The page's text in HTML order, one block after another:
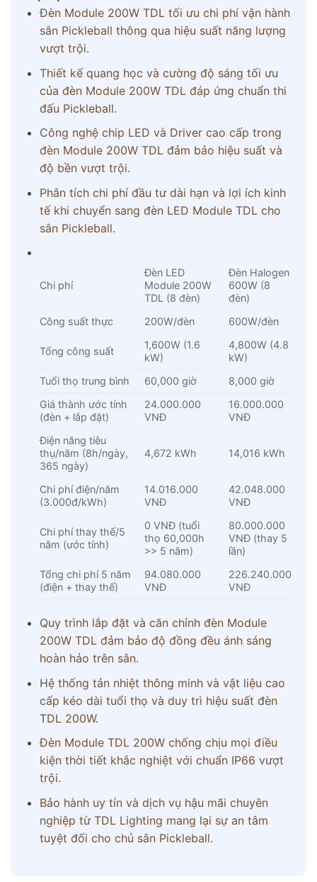
Đèn Module 200W TDL tối ưu chi phí vận hành
sân Pickleball thông qua hiệu suất năng lượng
vượt trội.
Thiết kế quang học và cường độ sáng tối ưu
của đèn Module 200W TDL đáp ứng chuẩn thi
đấu Pickleball.
Công nghệ chip LED và Driver cao cấp trong
đèn Module 200W TDL đảm bảo hiệu suất và
độ bền vượt trội.
Phân tích chi phí đầu tư dài hạn và lợi ích kinh
tế khi chuyển sang đèn LED Module TDL cho
sân Pickleball.
Chi phí
Đèn LED
Module 200W
TDL (8 đèn)
Đèn Halogen
600W (8
đèn)
Công suất thực
200W/đèn 600W/đèn
Tổng công suất
1,600W (1.6
kW)
4,800W (4.8
kW)
Tuổi thọ trung bình
60,000 giờ
8,000 giờ
Giá thành ước tính
(đèn + lắp đặt)
24.000.000
VNĐ
16.000.000
VNĐ
Điện năng tiêu
thụ/năm (8h/ngày,
365 ngày)
4,672 kWh 14,016 kWh
Chi phí điện/năm
(3.000đ/kWh)
14.016.000
VNĐ
42.048.000
VNĐ
Chi phí thay thế/5
năm (ước tính)
0 VNĐ (tuổi
thọ 60,000h
>> 5 năm)
80.000.000
VNĐ (thay 5
lần)
Tổng chi phí 5 năm
(điện + thay thế)
94.080.000
VNĐ
226.240.000
VNĐ
Quy trình lắp đặt và căn chỉnh đèn Module
200W TDL đảm bảo độ đồng đều ánh sáng
hoàn hảo trên sân.
Hệ thống tản nhiệt thông minh và vật liệu cao
cấp kéo dài tuổi thọ và duy trì hiệu suất đèn
TDL 200W.
Đèn Module TDL 200W chống chịu mọi điều
kiện thời tiết khắc nghiệt với chuẩn IP66 vượt
trội.
Bảo hành uy tín và dịch vụ hậu mãi chuyên
nghiệp từ TDL Lighting mang lại sự an tâm
tuyệt đối cho chủ sân Pickleball.